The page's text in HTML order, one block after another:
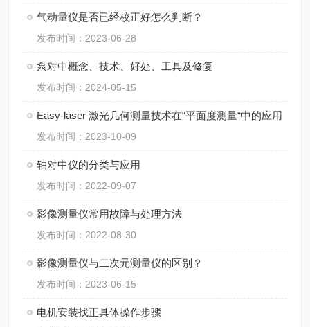
气动量仪是否已经校正好怎么判断？
发布时间：2023-06-28
泵对中概念、技术、好处、工具及修复
发布时间：2024-05-15
Easy-laser 激光几何测量技术在“平面度测量“中的应用
发布时间：2023-10-09
轴对中仪的分类与应用
发布时间：2022-09-07
影像测量仪常用故障与处理方法
发布时间：2022-08-30
影像测量仪与二次元测量仪的区别？
发布时间：2023-06-15
电机安装找正具体操作步骤